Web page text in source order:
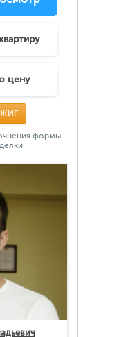
цену
формы